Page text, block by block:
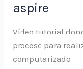
aspire
aspire
Vídeo tutorial
proceso para
computarizado